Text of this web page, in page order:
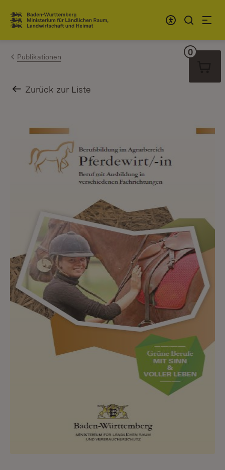
Zum Inhalt springen
Link zur Startseite
Publikationen
Zurück zur Liste
0